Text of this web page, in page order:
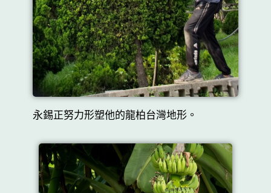
永錫正努力形塑他的龍柏台灣地形。